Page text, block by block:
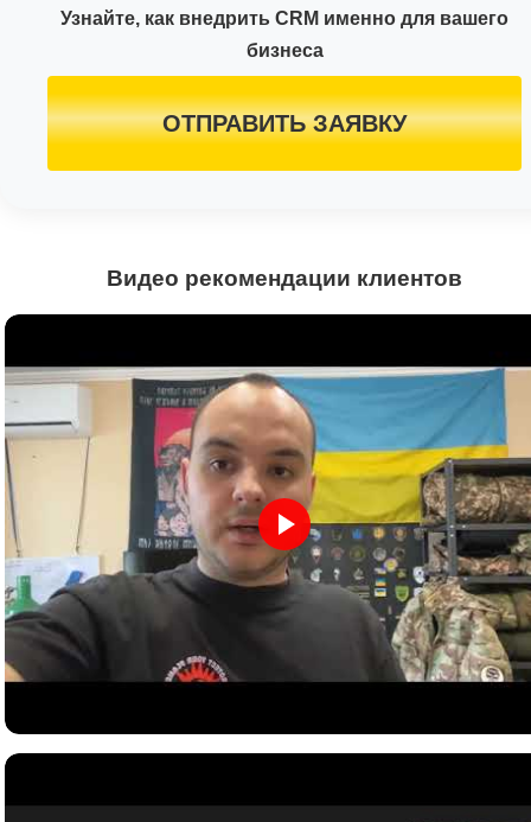
Узнайте, как внедрить CRM именно для вашего
бизнеса
ОТПРАВИТЬ ЗАЯВКУ
Видео рекомендации клиентов